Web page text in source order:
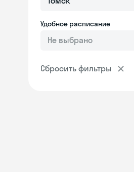
Удобное расписание
Не выбрано
Сбросить фильтры